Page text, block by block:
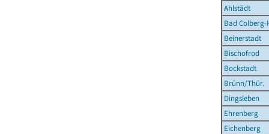
Ahlstädt
Bad
Beinerstadt
Bischofrod
Bockstadt
Brünn/Thür.
Dingsleben
Ehrenberg
Eichenberg